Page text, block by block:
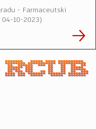
- Farmaceutski
04-10-2023)